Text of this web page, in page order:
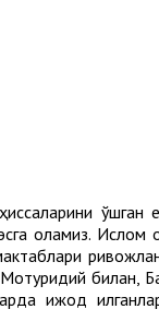
оламиз.
ижод